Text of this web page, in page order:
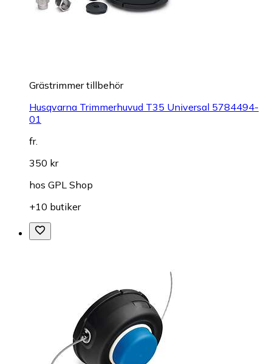
Grästrimmer tillbehör
Husqvarna Trimmerhuvud T35 Universal 5784494-
01
fr.
350 kr
hos GPL Shop
+10 butiker